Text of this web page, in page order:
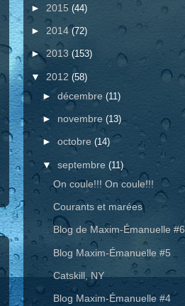
► 2015 (44)
► 2014 (72)
► 2013 (153)
▼ 2012 (58)
► décembre (11)
► novembre (13)
► octobre (14)
▼ septembre (11)
On coule!!! On coule!!!
Courants et marées
Blog de Maxim-Émanuelle #6
Blog Maxim-Émanuelle #5
Catskill, NY
Blog Maxim-Émanuelle #4